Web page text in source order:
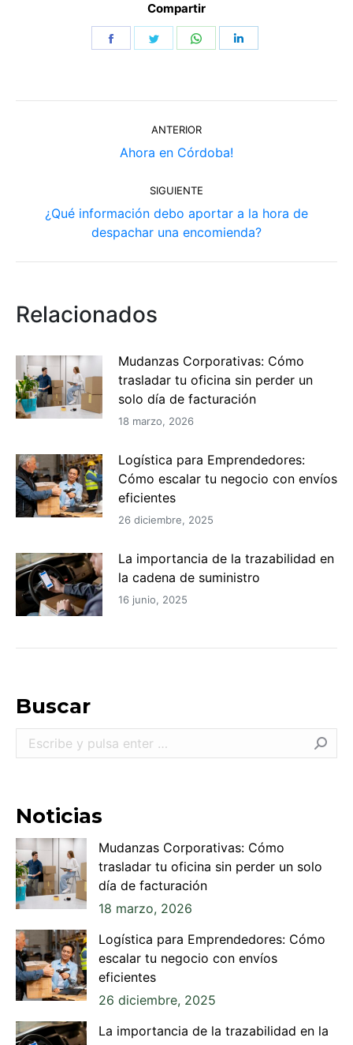
Compartir
Share
Share
Share
ANTERIOR
Publicación
Ahora en Córdoba!
SIGUIENTE
Publicación
siguiente:
¿Qué información debo aportar a la hora de
despachar una encomienda?
Relacionados
Mudanzas Corporativas: Cómo
trasladar tu oficina sin perder un
solo día de facturación
18 marzo, 2026
Logística para Emprendedores:
Cómo escalar tu negocio con envíos
eficientes
26 diciembre, 2025
La importancia de la trazabilidad en
la cadena de suministro
16 junio, 2025
Buscar
Buscar:
Noticias
Mudanzas Corporativas: Cómo
trasladar tu oficina sin perder un solo
día de facturación
18 marzo, 2026
Logística para Emprendedores: Cómo
escalar tu negocio con envíos
eficientes
26 diciembre, 2025
La importancia de la trazabilidad en la